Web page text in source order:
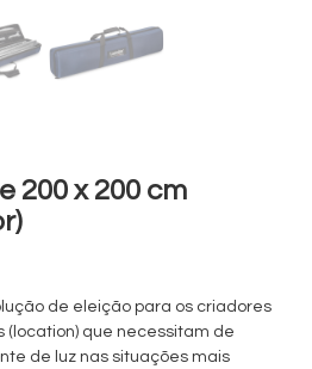
200 x 200 cm
de eleição para os criadores
que necessitam de
de luz nas situações mais